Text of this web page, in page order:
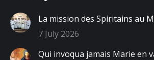
La mission des Spiritains au
7 July 2026
Qui invoqua jamais Marie en